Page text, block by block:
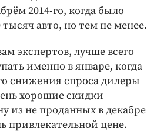
2014-го, когда было
авто, но тем не менее.
экспертов, лучше всего
именно в январе, когда
снижения спроса дилеры
хорошие скидки
из не проданных в декабре
привлекательной цене.